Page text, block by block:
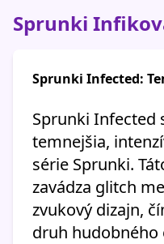
Sprunki
Sprunki Infected:
Sprunki Infected
temnejšia,
série Sprunki.
zavádza glitch
zvukový dizajn,
druh hudobného